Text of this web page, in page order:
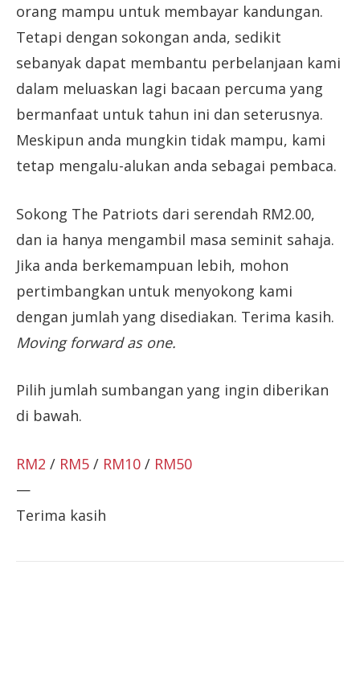
orang mampu untuk membayar kandungan.
Tetapi dengan sokongan anda, sedikit
sebanyak dapat membantu perbelanjaan kami
dalam meluaskan lagi bacaan percuma yang
bermanfaat untuk tahun ini dan seterusnya.
Meskipun anda mungkin tidak mampu, kami
tetap mengalu-alukan anda sebagai pembaca.
Sokong The Patriots dari serendah RM2.00,
dan ia hanya mengambil masa seminit sahaja.
Jika anda berkemampuan lebih, mohon
pertimbangkan untuk menyokong kami
dengan jumlah yang disediakan. Terima kasih.
Moving forward as one.
Pilih jumlah sumbangan yang ingin diberikan
di bawah.
RM2 / RM5 / RM10 / RM50
—
Terima kasih